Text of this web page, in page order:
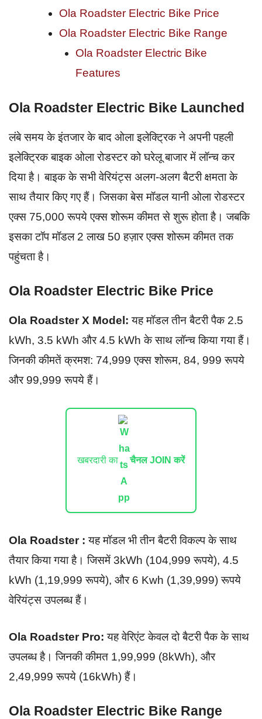
Ola Roadster Electric Bike Price
Ola Roadster Electric Bike Range
Ola Roadster Electric Bike
Features
Ola Roadster Electric Bike Launched
लंबे समय के इंतजार के बाद ओला इलेक्ट्रिक ने अपनी पहली
इलेक्ट्रिक बाइक ओला रोडस्टर को घरेलू बाजार में लॉन्च कर
दिया है। बाइक के सभी वेरियंट्स अलग-अलग बैटरी क्षमता के
साथ तैयार किए गए हैं। जिसका बेस मॉडल यानी ओला रोडस्टर
एक्स 75,000 रूपये एक्स शोरूम कीमत से शुरू होता है। जबकि
इसका टॉप मॉडल 2 लाख 50 हज़ार एक्स शोरूम कीमत तक
पहुंचता है।
Ola Roadster Electric Bike Price
Ola Roadster X Model: यह मॉडल तीन बैटरी पैक 2.5
kWh, 3.5 kWh और 4.5 kWh के साथ लॉन्च किया गया हैं।
जिनकी कीमतें क्रमश: 74,999 एक्स शोरूम, 84, 999 रूपये
और 99,999 रूपये हैं।
खबरदारी का चैनल JOIN करें
Ola Roadster : यह मॉडल भी तीन बैटरी विकल्प के साथ
तैयार किया गया है। जिसमें 3kWh (104,999 रूपये), 4.5
kWh (1,19,999 रूपये), और 6 Kwh (1,39,999) रूपये
वेरियंट्स उपलब्ध हैं।
Ola Roadster Pro:यह वेरिएंट केवल दो बैटरी पैक के साथ
उपलब्ध है। जिनकी कीमत 1,99,999 (8kWh), और
2,49,999 रूपये (16kWh) हैं।
Ola Roadster Electric Bike Range